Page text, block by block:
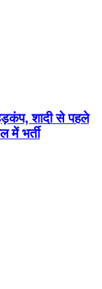
शादी से पहले
में भर्ती